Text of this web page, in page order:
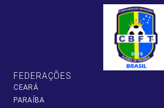
FEDERAÇÕES
CEARÁ
PARAÍBA